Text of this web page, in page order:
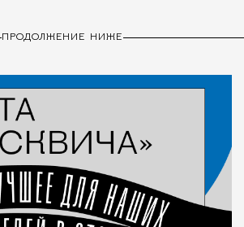
ПРОДОЛЖЕНИЕ НИЖЕ